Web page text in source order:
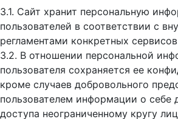
3.1. Сайт хранит персональную
пользователей в соответствии с
регламентами конкретных
3.2. В отношении персональной
пользователя сохраняется ее
кроме случаев добровольного
пользователем информации о себе
доступа неограниченному кругу